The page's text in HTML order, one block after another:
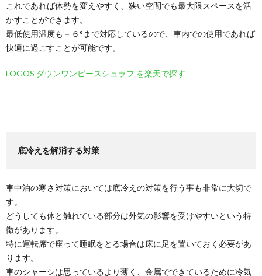
これであれば体勢を変えやすく、狭い空間でも最大限スペースを活
かすことができます。
最低使用温度も－６°まで対応しているので、車内での使用であれば
快適に過ごすことが可能です。
LOGOS ダウンワンピースシュラフ を楽天で探す
底冷えを解消する対策
車中泊の寒さ対策においては底冷えの対策を行う事も非常に大切で
す。
どうしても体と触れている部分は外気の影響を受けやすいという特
徴があります。
特に運転席で座って睡眠をとる場合は床に足を置いておく必要があ
ります。
車のシャーシは思っているより薄く、金属でできているために冷気